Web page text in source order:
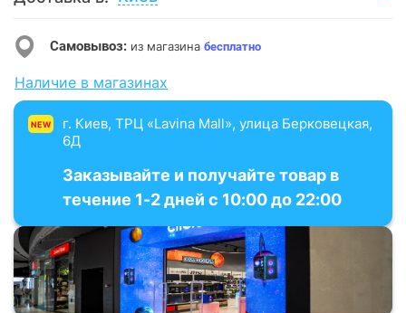
Самовывоз: из магазина бесплатно
Наличие в магазинах
NEW
г. Киев, ТРЦ «Lavina Mall», улица Берковецкая,
6Д
Заказывайте и получайте товар в
течение 1-2 дней с 10:00 до 22:00